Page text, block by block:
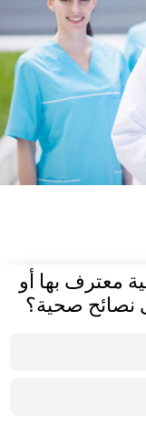
معترف بها أو
صحية؟